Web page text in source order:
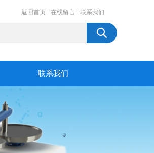
返回首页 在线留言 联系我们
联系我们